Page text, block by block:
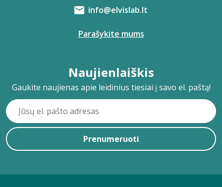
info@elvislab.lt
Parašykite mums
Naujienlaiškis
Gaukite naujienas apie leidinius tiesiai į savo el. paštą!
Prenumeruoti